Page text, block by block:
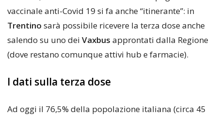
vaccinale anti-Covid 19 si fa anche “itinerante”: in
Trentino sarà possibile ricevere la terza dose anche
salendo su uno dei Vaxbus approntati dalla Regione
(dove restano comunque attivi hub e farmacie).
I dati sulla terza dose
Ad oggi il 76,5% della popolazione italiana (circa 45